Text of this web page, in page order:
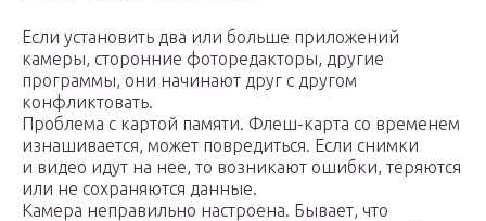
Если установить два или больше приложений
камеры, сторонние фоторедакторы, другие
программы, они начинают друг с другом
конфликтовать.
Проблема с картой памяти. Флеш-карта со временем
изнашивается, может повредиться. Если снимки
и видео идут на нее, то возникают ошибки, теряются
или не сохраняются данные.
Камера неправильно настроена. Бывает, что